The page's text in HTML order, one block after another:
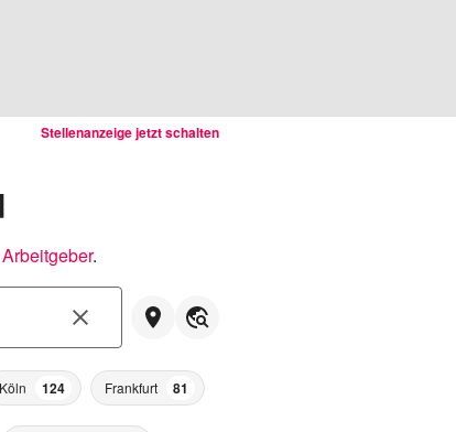
Stellenanzeige jetzt schalten
.
Köln 124 Frankfurt 81